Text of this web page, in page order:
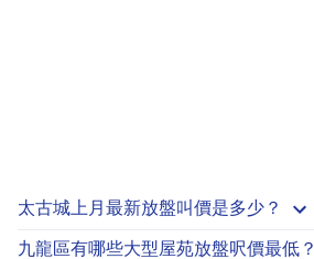
太古城上月最新放盤叫價是多少？
九龍區有哪些大型屋苑放盤呎價最低？